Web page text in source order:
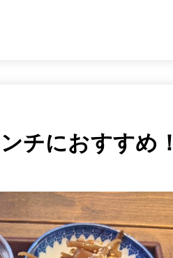
チにおすすめ